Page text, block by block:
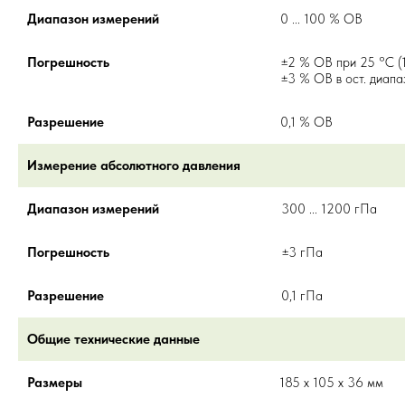
Диапазон измерений 0 ... 100 % ОВ
Погрешность
±2 % ОВ при 25 °C
±3 % ОВ в ост.
Разрешение 0,1 % ОВ
Измерение абсолютного давления
Диапазон измерений 300 ... 1200 гПа
Погрешность ±3 гПа
Разрешение 0,1 гПа
Общие технические данные
Размеры 185 x 105 x 36 мм